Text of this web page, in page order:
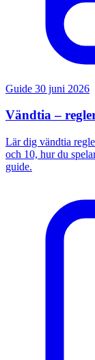
Guide 30 juni 2026
Vändtia –
Lär dig vändtia
och 10, hur du
guide.